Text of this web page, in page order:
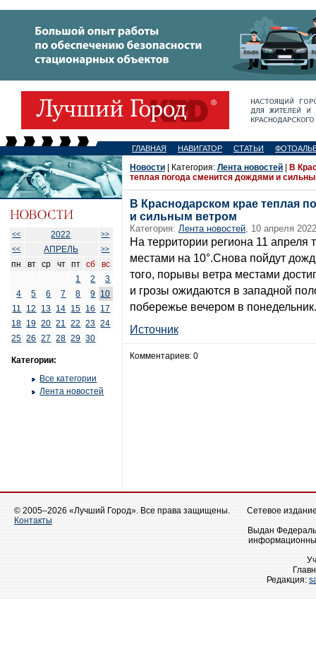
ГЛАВНАЯ НАВИГАТОР СТАТЬИ
<< 2022
>>
<<
АПРЕЛЬ >>
пн вт ср чт пт сб
вс
1
2
3
4
5 6 7 8 9 10
11
12 13 14 15 16
17
18 19 20 21 22 23 24
25 26 27 28 29 30
Категории:
Все категории
Лента новостей
Новости | Категория: Лента новостей
В
теплая погода сменится дождями и
В Краснодарском крае теплая
и сильным ветром
Категория: Лента новостей, 10 апреля
На территории региона 11 апреля
местами на 10°.Снова пойдут
того, порывы ветра местами
и грозы ожидаются в западной
побережье вечером в понедельник.
Источник
Комментариев: 0
© 2005–2026 «Лучший Город». Все права защищены.
Контакты
Сетевое
Выдан
Редакция: